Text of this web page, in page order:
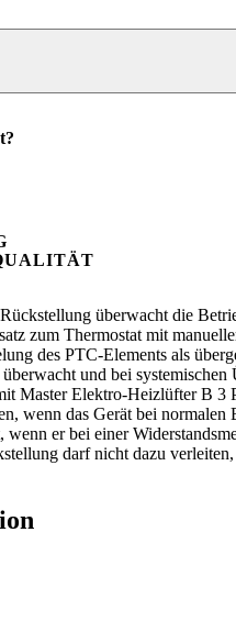
überwacht die
zum Thermostat mit
des PTC-Elements als
und bei
Master Elektro-Heizlüfter B 3
wenn das Gerät bei
wenn er bei einer
darf nicht dazu